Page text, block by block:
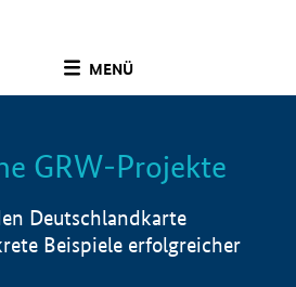
MENÜ
Info
GRW-Projekte
Deutschlandkarte
Beispiele erfolgreicher